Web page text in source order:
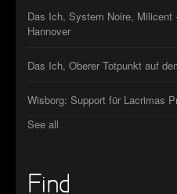
Das Ich, System Noire, Milicent
Hannover
Das Ich, Oberer Totpunkt auf
Wisborg: Support für Lacrimas
See all
Find